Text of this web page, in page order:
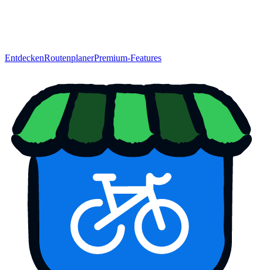
EntdeckenRoutenplanerPremium-Features